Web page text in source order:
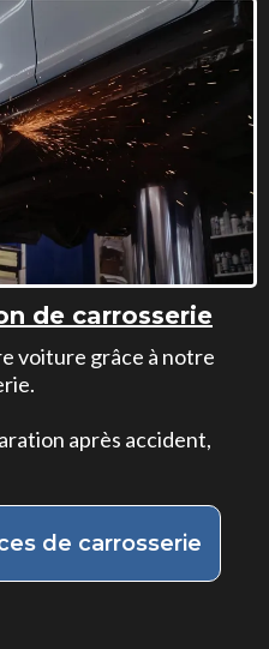
de carrosserie
voiture grâce à notre
après accident,
de carrosserie